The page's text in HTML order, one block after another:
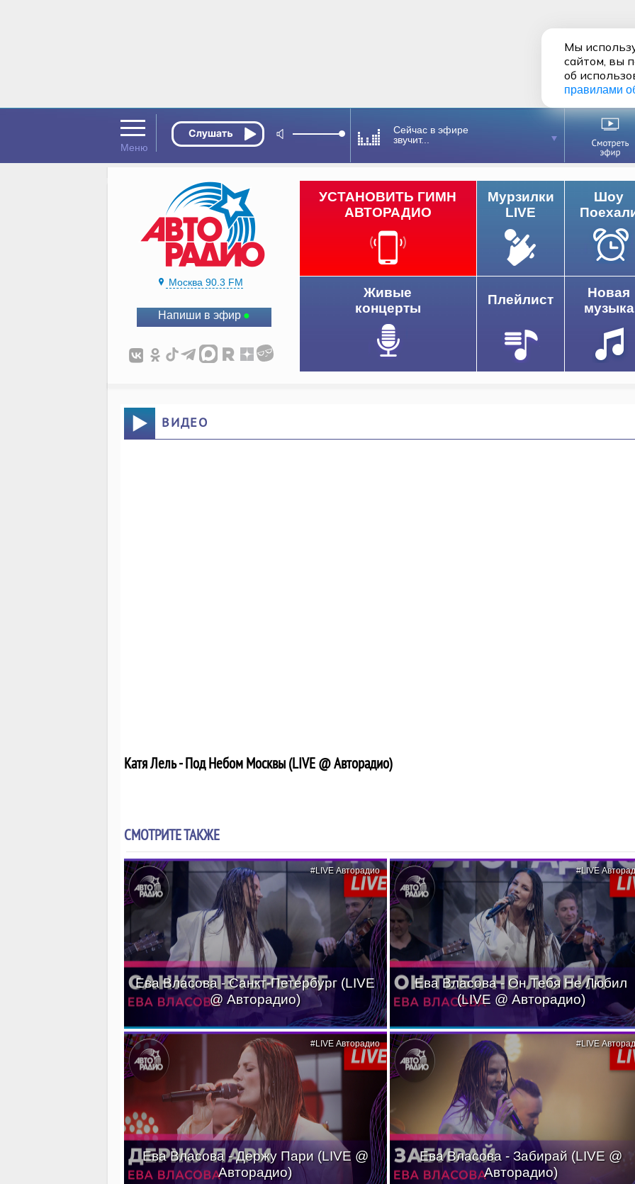
Сейчас в эфире
звучит...
Москва 90.3 FM
Напиши в эфир
УСТАНОВИТЬ ГИМН
АВТОРАДИО
Мурзилки
LIVE
Шоу
Живые
концерты
Плейлист
Новая
музыка
ВИДЕО
Катя Лель - Под Небом Москвы (LIVE @ Авторадио)
СМОТРИТЕ ТАКЖЕ
Ева Власова - Санкт-Петербург (LIVE
@ Авторадио)
#LIVE Авторадио
Ева Власова - Он Тебя Не Любил
(LIVE @ Авторадио)
#LIVE
Ева Власова - Держу Пари (LIVE @
Авторадио)
#LIVE Авторадио
Ева Власова - Забирай (LIVE @
Авторадио)
#LIVE
Мы
сайтом, вы
об
правилами